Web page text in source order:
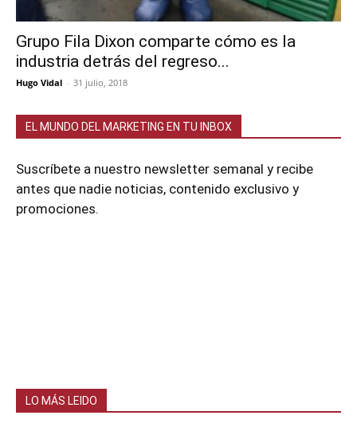
Grupo Fila Dixon comparte cómo es la
industria detrás del regreso...
Hugo Vidal - 31 julio, 2018
EL MUNDO DEL MARKETING EN TU INBOX
Suscríbete a nuestro newsletter semanal y recibe
antes que nadie noticias, contenido exclusivo y
promociones.
LO MÁS LEIDO